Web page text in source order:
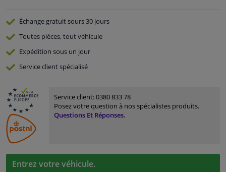
Échange gratuitsours 30 jours
Toutes pièces, tout véhicule
Expédition sous un jour
Serviceclient spécialisé
Service client:0380 833 78
Posez votre question à nos spécialistes produits.
Questions Et Réponses.
Entrez votre véhicule.